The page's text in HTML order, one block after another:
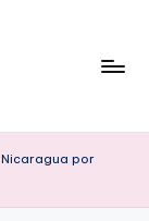
Nicaragua por